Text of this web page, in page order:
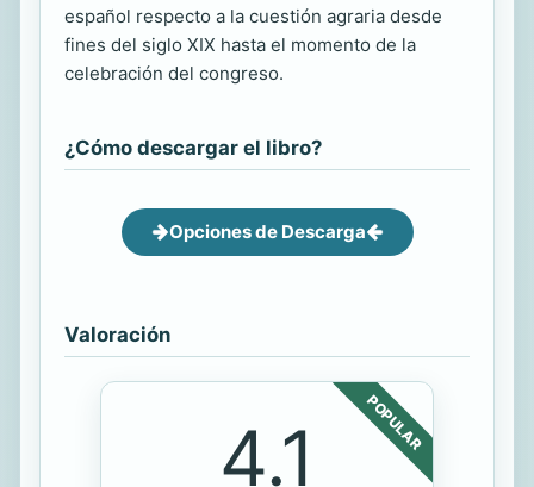
español respecto a la cuestión agraria desde
fines del siglo XIX hasta el momento de la
celebración del congreso.
¿Cómo descargar el libro?
Opciones de Descarga
Valoración
POPULAR
4.1